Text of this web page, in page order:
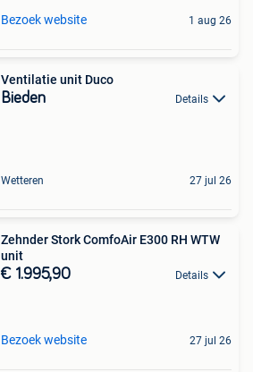
Bezoek website 1 aug 26
Ventilatie unit Duco
Bieden Details
Wetteren 27 jul 26
Zehnder Stork ComfoAir E300 RH WTW
unit
€ 1.995,90 Details
Bezoek website 27 jul 26